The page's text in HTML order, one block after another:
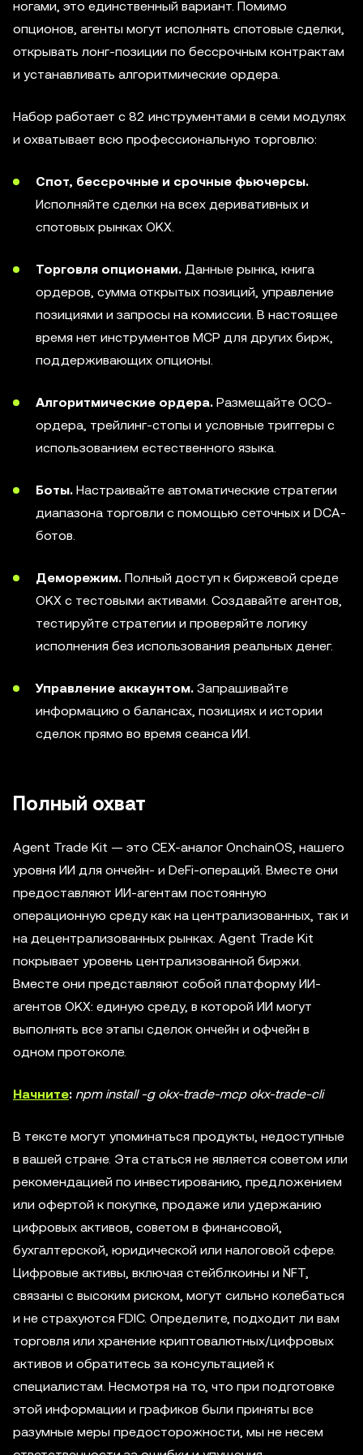
ногами, это единственный вариант. Помимо
опционов, агенты могут исполнять спотовые сделки,
открывать лонг-позиции по бессрочным контрактам
и устанавливать алгоритмические ордера.
Набор работает с 82 инструментами в семи модулях
и охватывает всю профессиональную торговлю:
Спот, бессрочные и срочные фьючерсы.
Исполняйте сделки на всех деривативных и
спотовых рынках OKX.
Торговля опционами. Данные рынка, книга
ордеров, сумма открытых позиций, управление
позициями и запросы на комиссии. В настоящее
время нет инструментов MCP для других бирж,
поддерживающих опционы.
Алгоритмические ордера. Размещайте OCO-
ордера, трейлинг-стопы и условные триггеры с
использованием естественного языка.
Боты. Настраивайте автоматические стратегии
диапазона торговли с помощью сеточных и DCA-
ботов.
Деморежим. Полный доступ к биржевой среде
OKX с тестовыми активами. Создавайте агентов,
тестируйте стратегии и проверяйте логику
исполнения без использования реальных денег.
Управление аккаунтом. Запрашивайте
информацию о балансах, позициях и истории
сделок прямо во время сеанса ИИ.
Полный охват
Agent Trade Kit — это CEX-аналог OnchainOS, нашего
уровня ИИ для ончейн- и DeFi-операций. Вместе они
предоставляют ИИ-агентам постоянную
операционную среду как на централизованных, так и
на децентрализованных рынках. Agent Trade Kit
покрывает уровень централизованной биржи.
Вместе они представляют собой платформу ИИ-
агентов OKX: единую среду, в которой ИИ могут
выполнять все этапы сделок ончейн и офчейн в
одном протоколе.
Начните: npm install -g okx-trade-mcp okx-trade-cli
В тексте могут упоминаться продукты, недоступные
в вашей стране. Эта статься не является советом или
рекомендацией по инвестированию, предложением
или офертой к покупке, продаже или удержанию
цифровых активов, советом в финансовой,
бухгалтерской, юридической или налоговой сфере.
Цифровые активы, включая стейблкоины и NFT,
связаны с высоким риском, могут сильно колебаться
и не страхуются FDIC. Определите, подходит ли вам
торговля или хранение криптовалютных/цифровых
активов и обратитесь за консультацией к
специалистам. Несмотря на то, что при подготовке
этой информации и графиков были приняты все
разумные меры предосторожности, мы не несем